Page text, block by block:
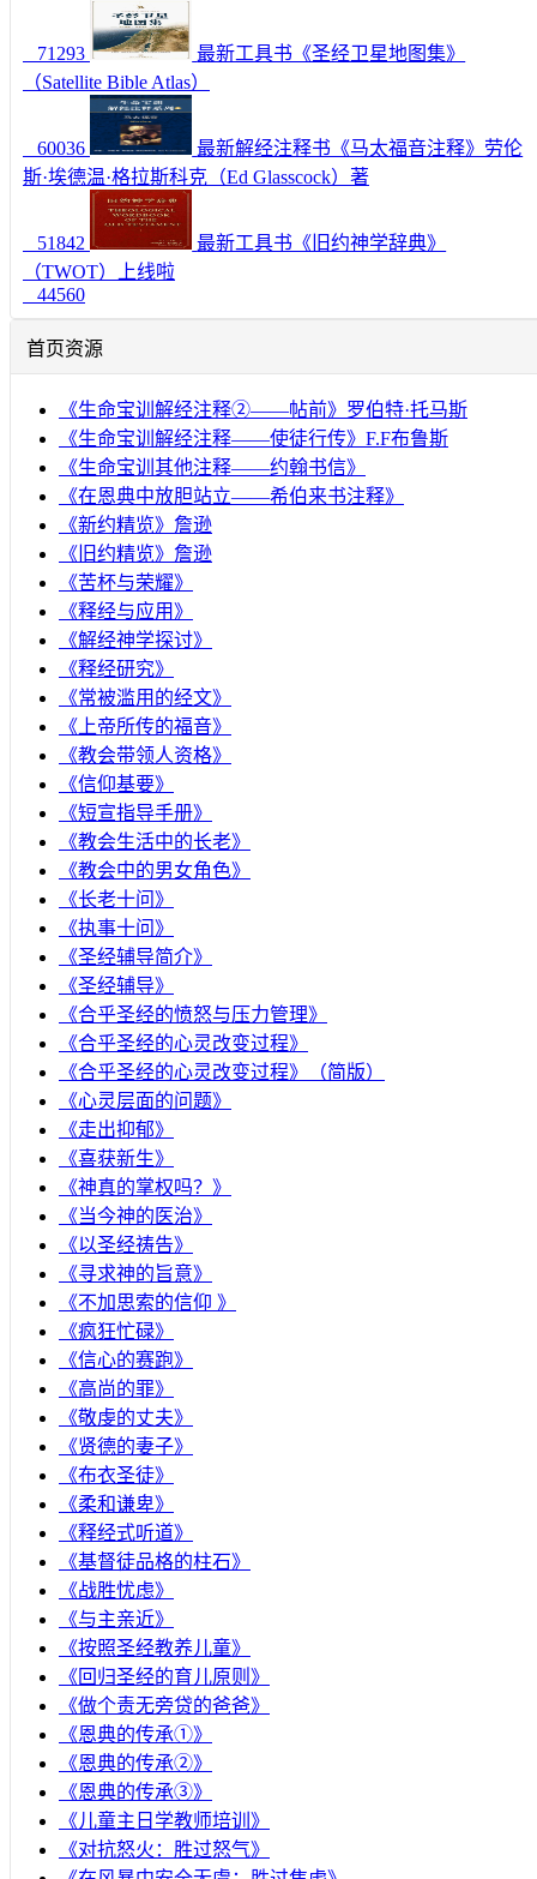
71293
最新工具书《圣经卫星地图集》
（Satellite Bible Atlas）
60036
最新解经注释书《马太福音注释》劳伦
斯·埃德温·格拉斯科克（Ed Glasscock）著
51842
最新工具书《旧约神学辞典》
（TWOT）上线啦
44560
首页资源
《生命宝训解经注释②——帖前》罗伯特·托马斯
《生命宝训解经注释——使徒行传》F.F布鲁斯
《生命宝训其他注释——约翰书信》
《在恩典中放胆站立——希伯来书注释》
《新约精览》詹逊
《旧约精览》詹逊
《苦杯与荣耀》
《释经与应用》
《解经神学探讨》
《释经研究》
《常被滥用的经文》
《上帝所传的福音》
《教会带领人资格》
《信仰基要》
《短宣指导手册》
《教会生活中的长老》
《教会中的男女角色》
《长老十问》
《执事十问》
《圣经辅导简介》
《圣经辅导》
​《合乎圣经的愤怒与压力管理》
《合乎圣经的心灵改变过程》
《合乎圣经的心灵改变过程》（简版）
《心灵层面的问题》
《走出抑郁》
《喜获新生》
《神真的掌权吗？》
《当今神的医治》
《以圣经祷告》
《寻求神的旨意》
《不加思索的信仰 》
《疯狂忙碌》
《信心的赛跑》
《高尚的罪》
《敬虔的丈夫》
《贤德的妻子》
《布衣圣徒》
《柔和谦卑》
《释经式听道》
《基督徒品格的柱石》
《战胜忧虑》
《与主亲近》
《按照圣经教养儿童》
《回归圣经的育儿原则》
《做个责无旁贷的爸爸》
《恩典的传承①》
《恩典的传承②》
《恩典的传承③》
《儿童主日学教师培训》
《对抗怒火：胜过怒气》